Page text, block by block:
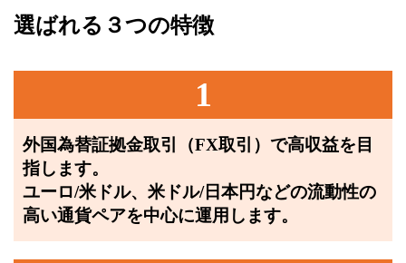
選ばれる３つの特徴
1
外国為替証拠金取引（FX取引）で高収益を目
指します。
ユーロ/米ドル、米ドル/日本円などの流動性の
高い通貨ペアを中心に運用します。